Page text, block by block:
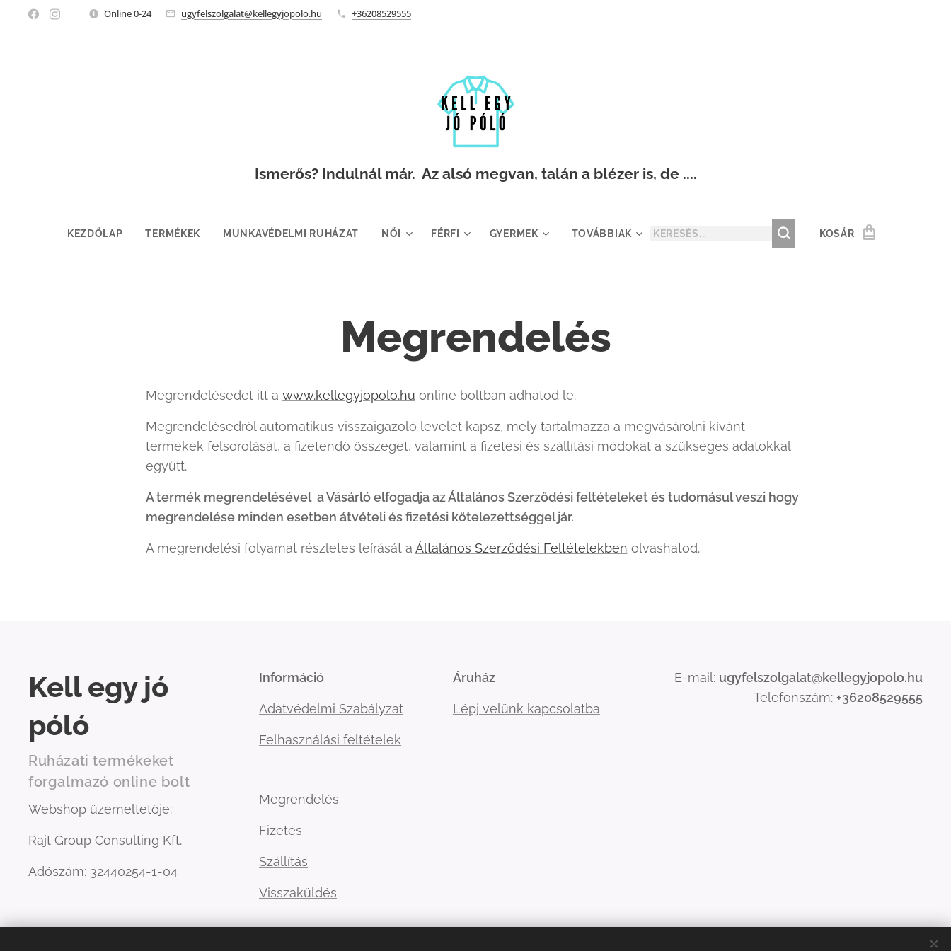
Online 0-24 ugyfelszolgalat@kellegyjopolo.hu +36208529555
Ismerős? Indulnál már. Az alsó megvan, talán a blézer is, de ....
KEZDŐLAP TERMÉKEK MUNKAVÉDELMI RUHÁZAT NŐI FÉRFI GYERMEK TOVÁBBIAK KOSÁR
Megrendelés
Megrendelésedet itt a www.kellegyjopolo.hu online boltban adhatod le.
Megrendelésedről automatikus visszaigazoló levelet kapsz, mely tartalmazza a megvásárolni kívánt
termékek felsorolását, a fizetendő összeget, valamint a fizetési és szállítási módokat a szükséges adatokkal
együtt.
A termék megrendelésével a Vásárló elfogadja az Általános Szerződési feltételeket és tudomásul veszi hogy
megrendelése minden esetben átvételi és fizetési kötelezettséggel jár.
A megrendelési folyamat részletes leírását a Általános Szerződési Feltételekben olvashatod.
Kell egy jó
póló
Ruházati termékeket
forgalmazó online bolt
Webshop üzemeltetője:
Rajt Group Consulting Kft.
Adószám: 32440254-1-04
Információ
Adatvédelmi Szabályzat
Felhasználási feltételek
Megrendelés
Fizetés
Szállítás
Visszaküldés
Áruház
Lépj velünk kapcsolatba
E-mail: ugyfelszolgalat@kellegyjopolo.hu
Telefonszám: +36208529555